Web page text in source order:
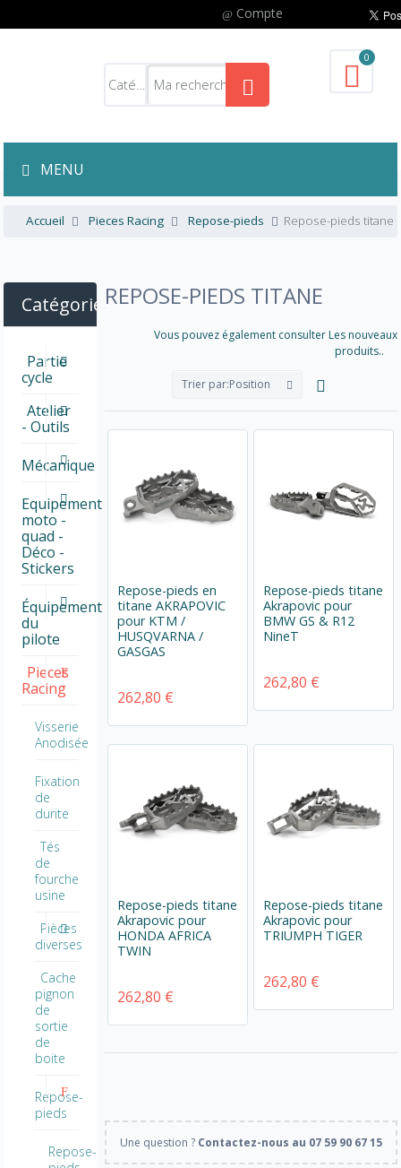
Compte
0
MENU
Accueil Pieces Racing Repose-pieds Repose-pieds titane
REPOSE-PIEDS TITANE
Vous pouvez également consulter Les nouveaux
produits..
Trier par:Position
Repose-pieds en
titane AKRAPOVIC
pour KTM /
HUSQVARNA /
GASGAS
262,80 €
Repose-pieds titane
Akrapovic pour
BMW GS & R12
NineT
262,80 €
Repose-pieds titane
Akrapovic pour
HONDA AFRICA
TWIN
262,80 €
Repose-pieds titane
Akrapovic pour
TRIUMPH TIGER
262,80 €
Une question ? Contactez-nous au 07 59 90 67 15
Catégories
Partie
cycle
Atelier
- Outils
Mécanique
Equipement
moto -
quad -
Déco -
Stickers
Équipement
du
pilote
Pieces
Racing
Visserie
Anodisée
Fixation
de
durite
Tés
de
fourche
usine
Pièces
diverses
Cache
pignon
de
sortie
de
boite
Repose-
pieds
Repose-